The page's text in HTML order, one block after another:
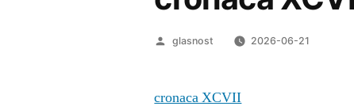
Pubblicato
glasnost 2026-06-21
cronaca XCVII